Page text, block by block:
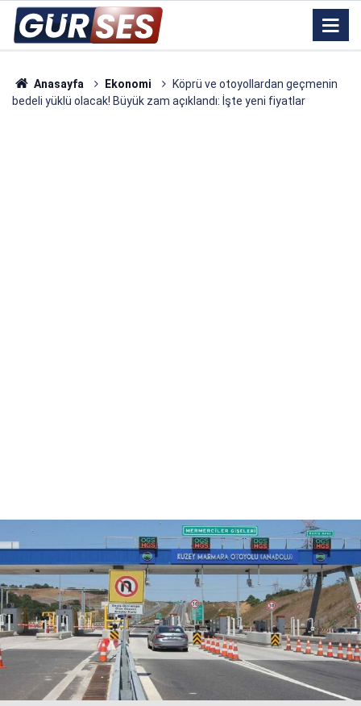
Anasayfa Ekonomi
Köprü ve otoyollardan geçmenin
bedeli yüklü olacak! Büyük zam açıklandı: İşte yeni fiyatlar